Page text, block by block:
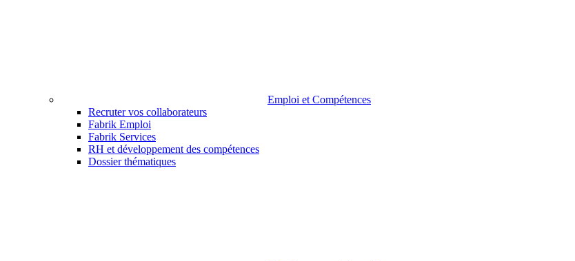
Emploi et Compétences
Recruter vos collaborateurs
Fabrik Emploi
Fabrik Services
RH et développement des compétences
Dossier thématiques